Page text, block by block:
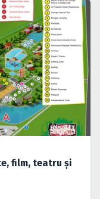
film, teatru şi